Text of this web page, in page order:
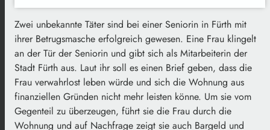
Zwei unbekannte Täter sind bei einer Seniorin in Fürth mit
ihrer Betrugsmasche erfolgreich gewesen. Eine Frau klingelt
an der Tür der Seniorin und gibt sich als Mitarbeiterin der
Stadt Fürth aus. Laut ihr soll es einen Brief geben, dass die
Frau verwahrlost leben würde und sich die Wohnung aus
finanziellen Gründen nicht mehr leisten könne. Um sie vom
Gegenteil zu überzeugen, führt sie die Frau durch die
Wohnung und auf Nachfrage zeigt sie auch Bargeld und